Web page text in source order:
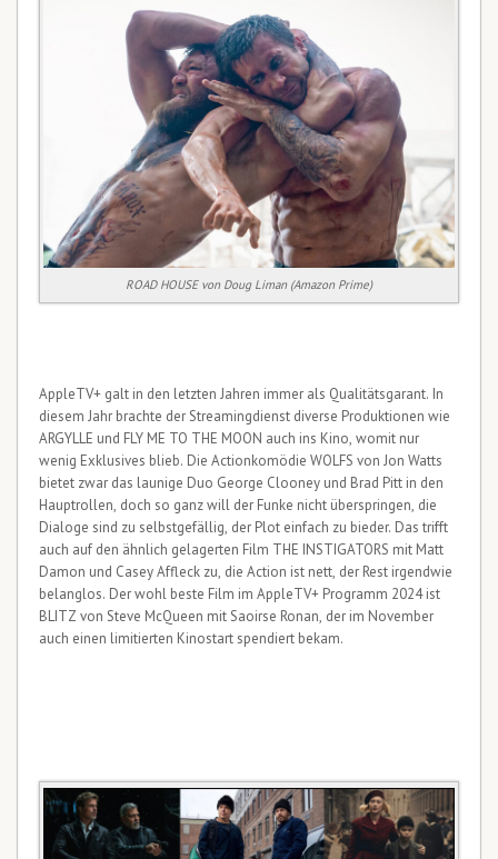
ROAD HOUSE von Doug Liman (Amazon Prime)
AppleTV+ galt in den letzten Jahren immer als Qualitätsgarant. In
diesem Jahr brachte der Streamingdienst diverse Produktionen wie
ARGYLLE und FLY ME TO THE MOON auch ins Kino, womit nur
wenig Exklusives blieb. Die Actionkomödie WOLFS von Jon Watts
bietet zwar das launige Duo George Clooney und Brad Pitt in den
Hauptrollen, doch so ganz will der Funke nicht überspringen, die
Dialoge sind zu selbstgefällig, der Plot einfach zu bieder. Das trifft
auch auf den ähnlich gelagerten Film THE INSTIGATORS mit Matt
Damon und Casey Affleck zu, die Action ist nett, der Rest irgendwie
belanglos. Der wohl beste Film im AppleTV+ Programm 2024 ist
BLITZ von Steve McQueen mit Saoirse Ronan, der im November
auch einen limitierten Kinostart spendiert bekam.